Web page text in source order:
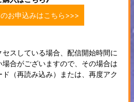
お申込みはこちら>>>
スしている場合、配信開始時間に
合がございますので、その場合は
（再読み込み）または、再度アク